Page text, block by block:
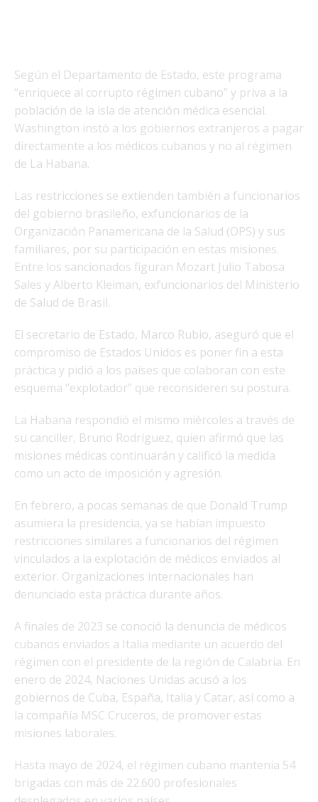
Según el Departamento de Estado, este programa
“enriquece al corrupto régimen cubano” y priva a la
población de la isla de atención médica esencial.
Washington instó a los gobiernos extranjeros a pagar
directamente a los médicos cubanos y no al régimen
de La Habana.
Las restricciones se extienden también a funcionarios
del gobierno brasileño, exfuncionarios de la
Organización Panamericana de la Salud (OPS) y sus
familiares, por su participación en estas misiones.
Entre los sancionados figuran Mozart Julio Tabosa
Sales y Alberto Kleiman, exfuncionarios del Ministerio
de Salud de Brasil.
El secretario de Estado, Marco Rubio, aseguró que el
compromiso de Estados Unidos es poner fin a esta
práctica y pidió a los países que colaboran con este
esquema “explotador” que reconsideren su postura.
La Habana respondió el mismo miércoles a través de
su canciller, Bruno Rodríguez, quien afirmó que las
misiones médicas continuarán y calificó la medida
como un acto de imposición y agresión.
En febrero, a pocas semanas de que Donald Trump
asumiera la presidencia, ya se habían impuesto
restricciones similares a funcionarios del régimen
vinculados a la explotación de médicos enviados al
exterior. Organizaciones internacionales han
denunciado esta práctica durante años.
A finales de 2023 se conoció la denuncia de médicos
cubanos enviados a Italia mediante un acuerdo del
régimen con el presidente de la región de Calabria. En
enero de 2024, Naciones Unidas acusó a los
gobiernos de Cuba, España, Italia y Catar, así como a
la compañía MSC Cruceros, de promover estas
misiones laborales.
Hasta mayo de 2024, el régimen cubano mantenía 54
brigadas con más de 22.600 profesionales